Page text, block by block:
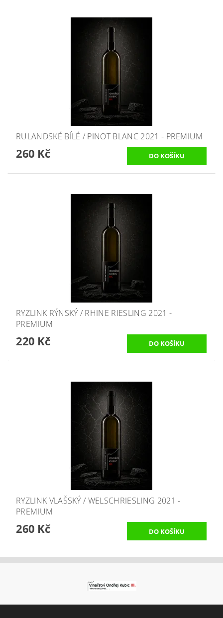
RULANDSKÉ BÍLÉ / PINOT BLANC 2021 - PREMIUM
260 Kč
RYZLINK RÝNSKÝ / RHINE RIESLING 2021 -
PREMIUM
220 Kč
RYZLINK VLAŠSKÝ / WELSCHRIESLING 2021 -
PREMIUM
260 Kč